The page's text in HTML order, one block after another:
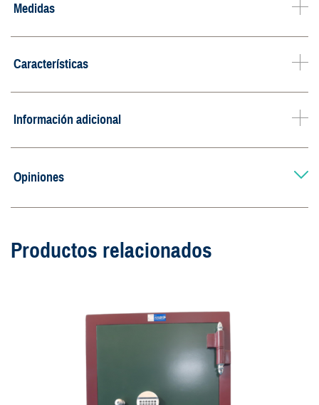
Medidas
Características
Información adicional
Opiniones
Productos relacionados